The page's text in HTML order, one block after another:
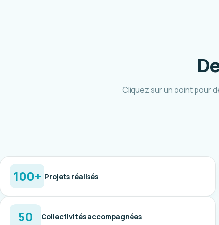
Cliquez sur un point pour
100+ Projets réalisés
50 Collectivités accompagnées